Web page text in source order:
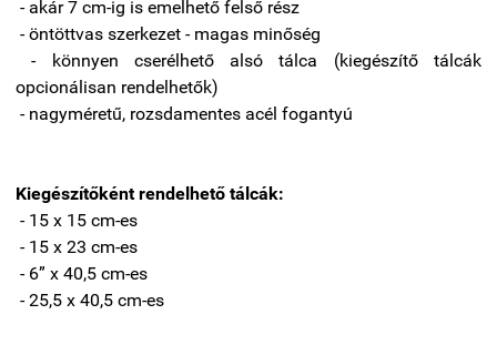
- akár 7 cm-ig is emelhető felső rész
- öntöttvas szerkezet - magas minőség
- könnyen cserélhető alsó tálca (kiegészítő tálcák
opcionálisan rendelhetők)
- nagyméretű, rozsdamentes acél fogantyú
Kiegészítőként rendelhető tálcák:
- 15 x 15 cm-es
- 15 x 23 cm-es
- 6” x 40,5 cm-es
- 25,5 x 40,5 cm-es